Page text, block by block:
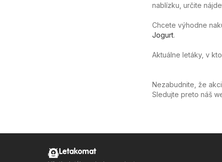
nablízku, určite
Chcete výhodne
Jogurt.
Aktuálne letáky, v
Nezabudnite, že
Sledujte preto náš
Letakomat